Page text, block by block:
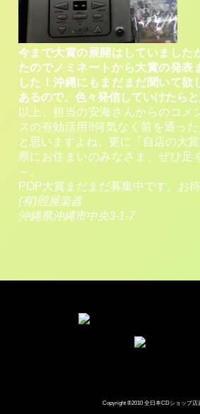
今まで大賞の展開はしていました
たのでノミネートから大賞の発表
した！沖縄にもまだまだ聞いて欲
あるので、色々発信していけたらと
以上、担当の安海さんからのコ
スの有効活用!!何気なく前を通った
と思いますよね。更に「自店の大
県にお住まいのみなさま、ぜひ足
～。
POP大賞まだまだ募集中です。お
(有)照屋楽器
沖縄県沖縄市中央3-1-7
Copyright ®2010 全日本CDショップ店